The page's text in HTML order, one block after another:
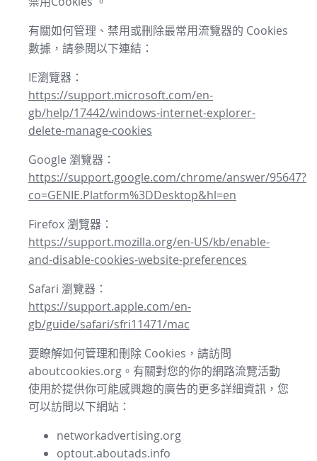
有關如何管理、禁用或刪除最常用流覽器的 Cookies
數據，請參閱以下連結：
IE瀏覽器：
https://support.microsoft.com/en-
gb/help/17442/windows-internet-explorer-
delete-manage-cookies
Google 瀏覽器：
https://support.google.com/chrome/answer/95647?
co=GENIE.Platform%3DDesktop&hl=en
Firefox 瀏覽器：
https://support.mozilla.org/en-US/kb/enable-
and-disable-cookies-website-preferences
Safari 瀏覽器：
https://support.apple.com/en-
gb/guide/safari/sfri11471/mac
要瞭解如何管理和刪除 Cookies，請訪問
aboutcookies.org。有關對您的你的網路流覽活動
使用於提供你可能感興趣的廣告的更多詳細資訊，您
可以訪問以下網站：
networkadvertising.org
optout.aboutads.info